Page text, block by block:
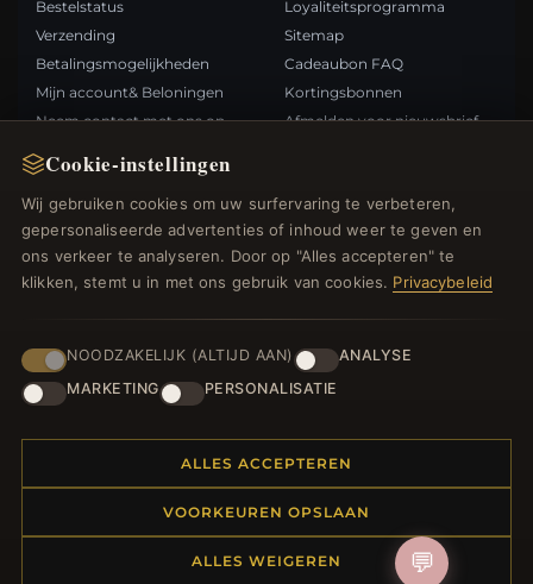
Cookie-instellingen
Wij gebruiken cookies om uw surfervaring te verbeteren,
gepersonaliseerde advertenties of inhoud weer te geven en
ons verkeer te analyseren. Door op "Alles accepteren" te
klikken, stemt u in met ons gebruik van cookies. Privacybeleid
NOODZAKELIJK (ALTIJD AAN)
ANALYSE
MARKETING
PERSONALISATIE
ALLES ACCEPTEREN
VOORKEUREN OPSLAAN
ALLES WEIGEREN
Bestelstatus
Verzending
Betalingsmogelijkheden
Mijn account& Beloningen
Neem contact met ons op
Loyaliteitsprogramma
Sitemap
Cadeaubon FAQ
Kortingsbonnen
Afmelden voor nieuwsbrief
Nieuwe producten
Specials
Blog
Beoordelingen
Inloggen
BETAALMETHODEN
© 2012–2026Bedelsoutlet.nl . Alle rechten
voorbehouden.
💬